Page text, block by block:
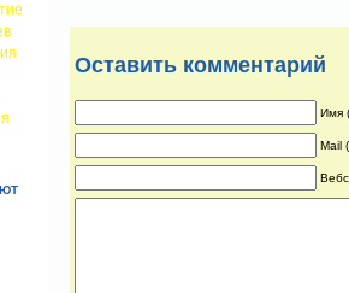
Оставить комментарий
Имя
Mail